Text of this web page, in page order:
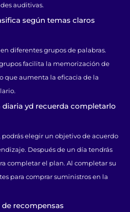
auditivas.
según temas claros
diferentes grupos de palabras.
facilita la memorización de
que aumenta la eficacia de la
diaria yd recuerda completarlo
podrás elegir un objetivo de acuerdo
Después de un día tendrás
completar el plan. Al completar su
para comprar suministros en la
recompensas